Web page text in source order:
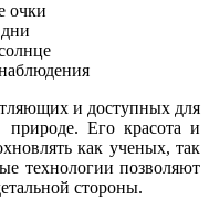
очки
и доступных для
природе. Его красота и
как ученых, так
технологии позволяют
стороны.